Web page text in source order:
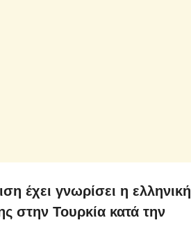
έχει γνωρίσει η ελληνική
στην Τουρκία κατά την